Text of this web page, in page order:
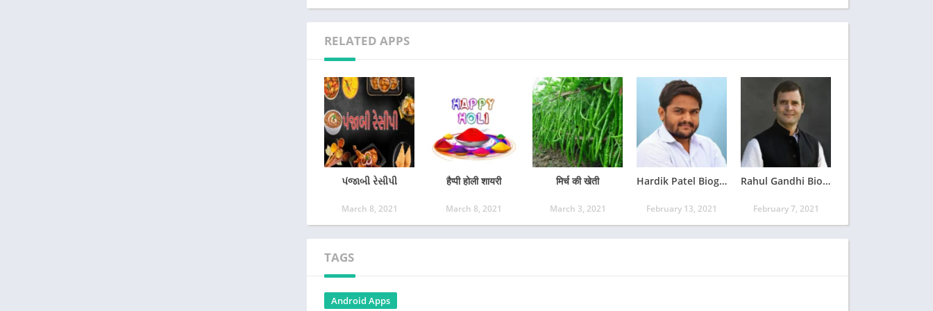
RELATED APPS
પંજાબી રેસીપી
March 8, 2021
हैप्पी होली शायरी
March 8, 2021
मिर्च की खेती
March 3, 2021
Hardik Patel Biography Hindi
February 13, 2021
Rahul Gandhi Biography In Hindi
February 7, 2021
TAGS
Android Apps